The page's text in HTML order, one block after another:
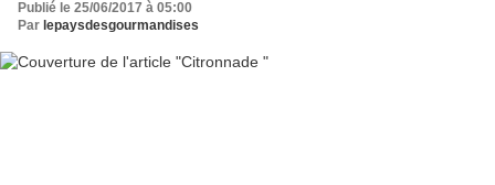
Publié le 25/06/2017 à 05:00
Par lepaysdesgourmandises